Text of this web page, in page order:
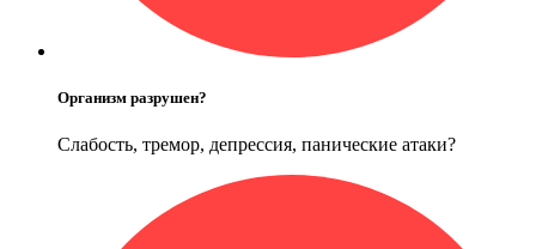
Организм разрушен?
Слабость, тремор, депрессия, панические атаки?